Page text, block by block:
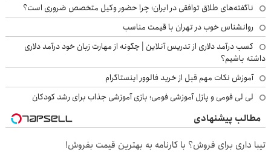
ناگفته‌های طلاق توافقی در ایران؛ چرا حضور وکیل متخصص ضروری است؟
روانشناس خوب در تهران با قیمت مناسب
کسب درآمد دلاری از تدریس آنلاین | چگونه از مهارت زبان خود درآمد دلاری
داشته باشیم؟
آموزش نکات مهم قبل از خرید فالوور اینستاگرام
لی لی فومی و پازل آموزشی فومی؛ بازی آموزشی جذاب برای رشد کودکان
مطالب پیشنهادی
تیبا داری برای فروش؟ با کارنامه به بهترین قیمت بفروش!